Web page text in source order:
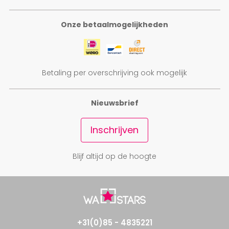
Onze betaalmogelijkheden
Betaling per overschrijving ook mogelijk
Nieuwsbrief
Inschrijven
Blijf altijd op de hoogte
+31(0)85 - 4835221